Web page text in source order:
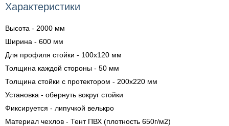
Характеристики
Высота - 2000 мм
Ширина - 600 мм
Для профиля стойки - 100х120 мм
Толщина каждой стороны - 50 мм
Толщина стойки с протектором - 200х220 мм
Установка - обернуть вокруг стойки
Фиксируется - липучкой велькро
Материал чехлов - Тент ПВХ (плотность 650г/м2)